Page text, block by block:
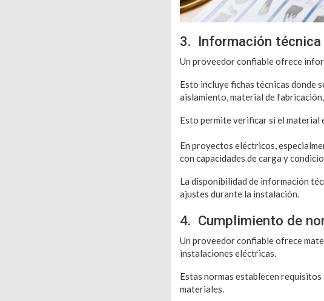
3. Información
Un proveedor confiable ofrece
Esto incluye fichas técnicas donde
aislamiento, material de
Esto permite verificar si el material
En proyectos eléctricos,
con capacidades de carga y
La disponibilidad de información
ajustes durante la instalación.
4. Cumplimiento de
Un proveedor confiable ofrece
instalaciones eléctricas.
Estas normas establecen
materiales.